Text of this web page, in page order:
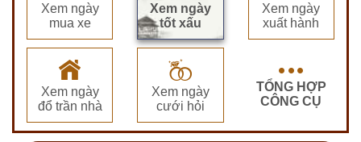
Xem ngày
mua xe
Xem ngày
tốt xấu
Xem ngày
xuất hành
Xem ngày
đổ trần nhà
Xem ngày
cưới hỏi
TỔNG HỢP
CÔNG CỤ